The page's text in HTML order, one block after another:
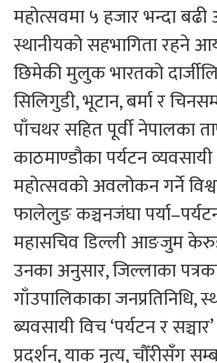
महोत्सवमा ५ हजार भन्दा
स्थानीयको सहभागिता रहने
छिमेकी मुलुक भारतको
सिलिगुडी, भूटान, बर्मा र
पाँचथर सहित पूर्वी नेपालका
काठमाण्डौका पर्यटन
महोत्सवको अवलोकन गर्ने
फालेलुङ कञ्चनजंघा
महासचिव डिल्ली आङजुम
उनका अनुसार, जिल्लाका
गाँउपालिकाका जनप्रतिनिधि,
ब्यवसायी विच ‘पर्यटन र
प्रदर्शन, याक नृत्य, चौँरीसँग